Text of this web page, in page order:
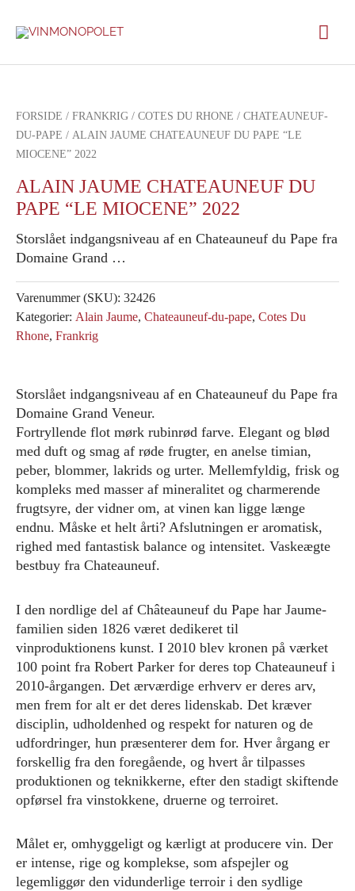
FORSIDE / FRANKRIG / COTES DU RHONE / CHATEAUNEUF-
DU-PAPE / ALAIN JAUME CHATEAUNEUF DU PAPE “LE
MIOCENE” 2022
ALAIN JAUME CHATEAUNEUF DU
PAPE “LE MIOCENE” 2022
Storslået indgangsniveau af en Chateauneuf du Pape fra
Domaine Grand …
Varenummer (SKU): 32426
Kategorier: Alain Jaume, Chateauneuf-du-pape, Cotes Du
Rhone, Frankrig
Storslået indgangsniveau af en Chateauneuf du Pape fra
Domaine Grand Veneur.
Fortryllende flot mørk rubinrød farve. Elegant og blød
med duft og smag af røde frugter, en anelse timian,
peber, blommer, lakrids og urter. Mellemfyldig, frisk og
kompleks med masser af mineralitet og charmerende
frugtsyre, der vidner om, at vinen kan ligge længe
endnu. Måske et helt årti? Afslutningen er aromatisk,
righed med fantastisk balance og intensitet. Vaskeægte
bestbuy fra Chateauneuf.
I den nordlige del af Châteauneuf du Pape har Jaume-
familien siden 1826 været dedikeret til
vinproduktionens kunst. I 2010 blev kronen på værket
100 point fra Robert Parker for deres top Chateauneuf i
2010-årgangen. Det ærværdige erhverv er deres arv,
men frem for alt er det deres lidenskab. Det kræver
disciplin, udholdenhed og respekt for naturen og de
udfordringer, hun præsenterer dem for. Hver årgang er
forskellig fra den foregående, og hvert år tilpasses
produktionen og teknikkerne, efter den stadigt skiftende
opførsel fra vinstokkene, druerne og terroiret.
Målet er, omhyggeligt og kærligt at producere vin. Der
er intense, rige og komplekse, som afspejler og
legemliggør den vidunderlige terroir i den sydlige